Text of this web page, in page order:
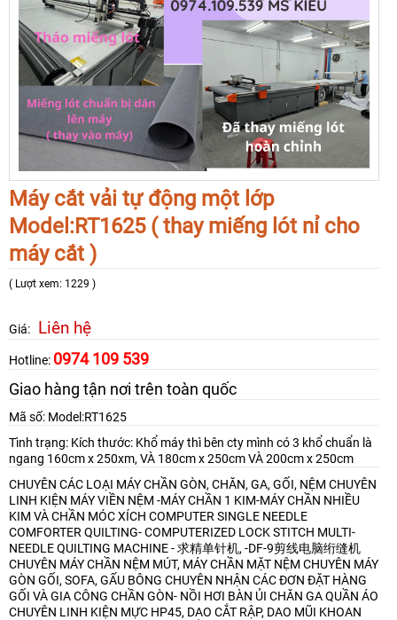
Máy cắt vải tự động một lớp
Model:RT1625 ( thay miếng lót nỉ cho
máy cắt )
( Lượt xem: 1229 )
Giá: Liên hệ
Hotline: 0974 109 539
Giao hàng tận nơi trên toàn quốc
Mã số: Model:RT1625
Tình trạng: Kích thước: Khổ máy thì bên cty mình có 3 khổ chuẩn là
ngang 160cm x 250xm, VÀ 180cm x 250cm VÀ 200cm x 250cm
CHUYÊN CÁC LOẠI MÁY CHẦN GÒN, CHĂN, GA, GỐI, NỆM CHUYÊN
LINH KIỆN MÁY VIỀN NỆM -MÁY CHẦN 1 KIM-MÁY CHẦN NHIỀU
KIM VÀ CHẦN MÓC XÍCH COMPUTER SINGLE NEEDLE
COMFORTER QUILTING- COMPUTERIZED LOCK STITCH MULTI-
NEEDLE QUILTING MACHINE - 求精单针机, -DF-9剪线电脑绗缝机
CHUYÊN MÁY CHẦN NỆM MÚT, MÁY CHẦN MẶT NỆM CHUYÊN MÁY
GÒN GỐI, SOFA, GẤU BÔNG CHUYÊN NHẬN CÁC ĐƠN ĐẶT HÀNG
GỐI VÀ GIA CÔNG CHẦN GÒN- NỒI HƠI BÀN ỦI CHĂN GA QUẦN ÁO
CHUYÊN LINH KIỆN MỰC HP45, DAO CẮT RẬP, DAO MŨI KHOAN